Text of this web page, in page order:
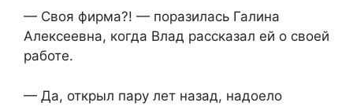
— Своя фирма?! — поразилась Галина
Алексеевна, когда Влад рассказал ей о своей
работе.
— Да, открыл пару лет назад, надоело